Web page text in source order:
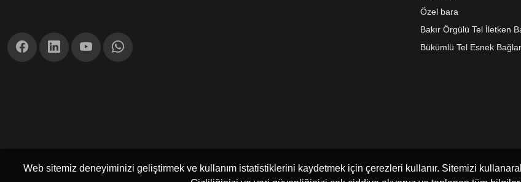
Web sitemiz deneyiminizi geliştirmek ve kullanım istatistiklerini kaydetmek için çerezleri kullanır. Sitemizi
Özel bara
Bakır Örgülü Tel İletken
Bükümlü Tel Esnek